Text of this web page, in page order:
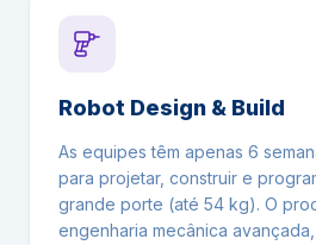
Robot Design & Build
As equipes têm apenas 6
para projetar, construir e
grande porte (até 54 kg). O
engenharia mecânica avançada,